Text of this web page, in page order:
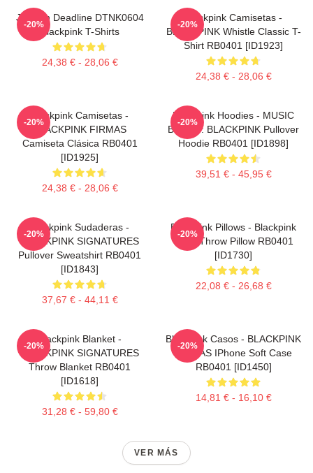
Jisoo In Deadline DTNK0604
Blackpink T-Shirts
24,38 € - 28,06 €
-20%
Blackpink Camisetas -
BLACKPINK Whistle Classic T-
Shirt RB0401 [ID1923]
24,38 € - 28,06 €
-20%
Blackpink Camisetas -
BLACKPINK FIRMAS
Camiseta Clásica RB0401
[ID1925]
24,38 € - 28,06 €
-20%
Blackpink Hoodies - MUSIC
BLINK :: BLACKPINK Pullover
Hoodie RB0401 [ID1898]
39,51 € - 45,95 €
-20%
Blackpink Sudaderas -
BLACKPINK SIGNATURES
Pullover Sweatshirt RB0401
[ID1843]
37,67 € - 44,11 €
-20%
Blackpink Pillows - Blackpink
Rosé Throw Pillow RB0401
[ID1730]
22,08 € - 26,68 €
-20%
Blackpink Blanket -
BLACKPINK SIGNATURES
Throw Blanket RB0401
[ID1618]
31,28 € - 59,80 €
-20%
Blackpink Casos - BLACKPINK
FIRMAS IPhone Soft Case
RB0401 [ID1450]
14,81 € - 16,10 €
-20%
VER MÁS